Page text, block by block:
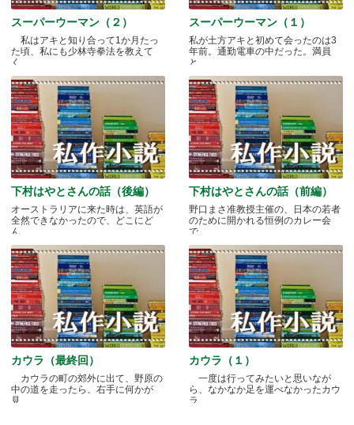
スーパーウーマン（２）
私はアキと知り合って1か月たっ
た頃、私にも少林寺拳法を教えて
く.....
スーパーウーマン（１）
私が土方アキと初めて会ったのは3
年前。通勤電車の中だった。満員
と.....
下村はやとさんの話（後編）
オーストラリアに来た時は、英語が
全然できなかったので、どこにど
ん.....
下村はやとさんの話（前編）
野口まさ准教授主催の、日本の若者
のために開かれる恒例のカレー会
で.....
カウラ（最終回）
カウラの町の郊外に出て、野原の
中の道を走ったら、右手に何かが
見.....
カウラ（１）
一度は行ってみたいと思いなが
ら、なかなか足を運べなかったカウ
ラ.....